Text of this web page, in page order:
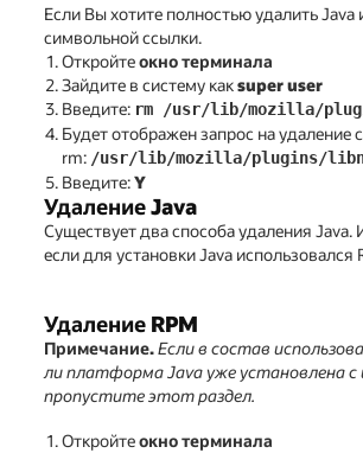
Если Вы хотите полностью удалить
символьной ссылки.
Откройтеокно терминала
Зайдите в систему какsuper user
Введите: rm /usr/lib/mozilla/
Будет отображен запрос на удаление
rm: /usr/lib/mozilla/plugins/
Введите:Y
Удаление Java
Существует два способа удаления
если для установки Java
Удаление RPM
Примечание.Если в состав
ли платформа Java уже установлена с
пропустите этот раздел.
Откройтеокно терминала